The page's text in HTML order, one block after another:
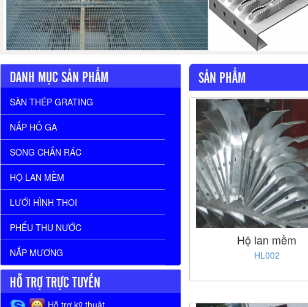
SẢN PHẨM
Hộ lan mềm
HL002
DANH MỤC SẢN PHẨM
SÀN THÉP GRATING
NẮP HỐ GA
SONG CHẮN RÁC
HỘ LAN MỀM
LƯỚI HÌNH THOI
PHẾU THU NƯỚC
NẮP MƯƠNG
HỖ TRỢ TRỰC TUYẾN